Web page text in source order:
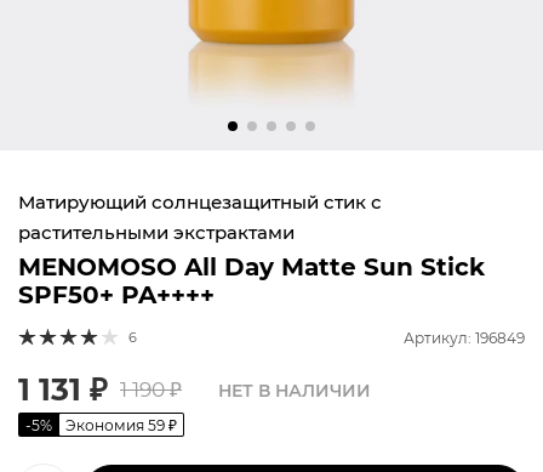
Матирующий солнцезащитный стик с
растительными экстрактами
MENOMOSO All Day Matte Sun Stick
SPF50+ PA++++
6 Артикул: 196849
1 131 ₽ 1 190₽
-5% Экономия 59 ₽
НЕТ В НАЛИЧИИ